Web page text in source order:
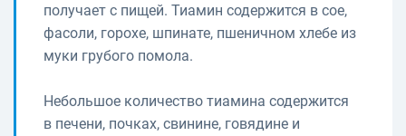
получает с пищей. Тиамин содержится в сое,
фасоли, горохе, шпинате, пшеничном хлебе из
муки грубого помола.
Небольшое количество тиамина содержится
в печени, почках, свинине, говядине и